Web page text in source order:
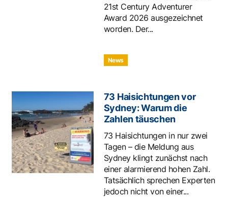
21st Century Adventurer
Award 2026 ausgezeichnet
worden. Der...
News
73 Haisichtungen vor
Sydney: Warum die
Zahlen täuschen
73 Haisichtungen in nur zwei
Tagen – die Meldung aus
Sydney klingt zunächst nach
einer alarmierend hohen Zahl.
Tatsächlich sprechen Experten
jedoch nicht von einer...